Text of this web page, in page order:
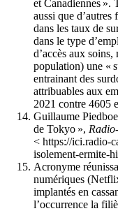
et Canadiennes ».
aussi que
dans les taux de
dans le type
d’accès aux
population) une «
entrainant des
attribuables aux
2021 contre 4605
Guillaume
de Tokyo »,
< https://ici.radio-
isolement-ermite-
Acronyme
numériques
implantés en
l’occurrence la